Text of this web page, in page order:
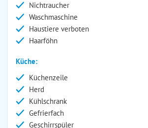
Nichtraucher
Waschmaschine
Haustiere verboten
Haarföhn
Küche:
Küchenzeile
Herd
Kühlschrank
Gefrierfach
Geschirrspüler